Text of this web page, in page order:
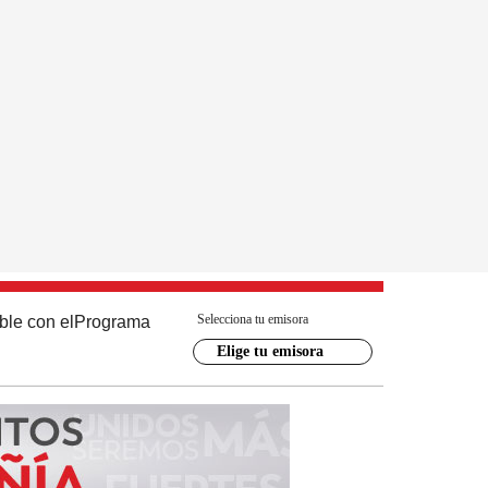
con el Programa Selecciona tu emisora
Elige tu emisora